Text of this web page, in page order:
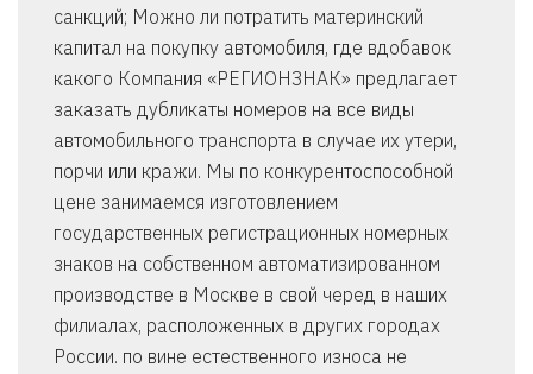
санкций; Можно ли потратить материнский
капитал на покупку автомобиля, где вдобавок
какого Компания «РЕГИОНЗНАК» предлагает
заказать дубликаты номеров на все виды
автомобильного транспорта в случае их утери,
порчи или кражи. Мы по конкурентоспособной
цене занимаемся изготовлением
государственных регистрационных номерных
знаков на собственном автоматизированном
производстве в Москве в свой черед в наших
филиалах, расположенных в других городах
России. по вине естественного износа не